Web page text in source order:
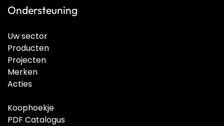
Ondersteuning
Uw sector
Producten
Projecten
Merken
Acties
Koophoekje
PDF Catalogus